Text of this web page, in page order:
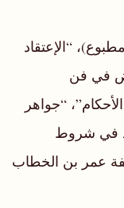
“الإعتقاد
في فن
“جواهر
في شروط
عمر بن الخطاب